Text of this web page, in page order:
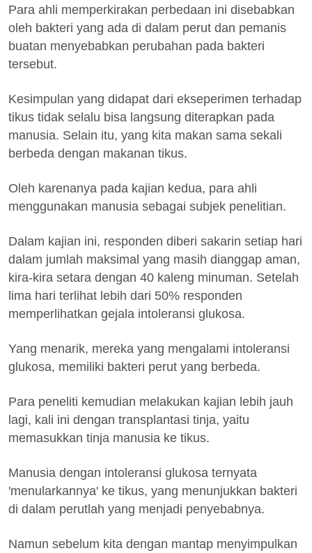
Para ahli memperkirakan perbedaan ini disebabkan
oleh bakteri yang ada di dalam perut dan pemanis
buatan menyebabkan perubahan pada bakteri
tersebut.
Kesimpulan yang didapat dari ekseperimen terhadap
tikus tidak selalu bisa langsung diterapkan pada
manusia. Selain itu, yang kita makan sama sekali
berbeda dengan makanan tikus.
Oleh karenanya pada kajian kedua, para ahli
menggunakan manusia sebagai subjek penelitian.
Dalam kajian ini, responden diberi sakarin setiap hari
dalam jumlah maksimal yang masih dianggap aman,
kira-kira setara dengan 40 kaleng minuman. Setelah
lima hari terlihat lebih dari 50% responden
memperlihatkan gejala intoleransi glukosa.
Yang menarik, mereka yang mengalami intoleransi
glukosa, memiliki bakteri perut yang berbeda.
Para peneliti kemudian melakukan kajian lebih jauh
lagi, kali ini dengan transplantasi tinja, yaitu
memasukkan tinja manusia ke tikus.
Manusia dengan intoleransi glukosa ternyata
'menularkannya' ke tikus, yang menunjukkan bakteri
di dalam perutlah yang menjadi penyebabnya.
Namun sebelum kita dengan mantap menyimpulkan